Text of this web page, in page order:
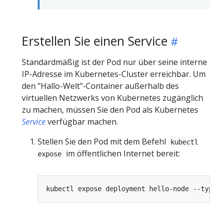
Erstellen Sie einen Service
Standardmäßig ist der Pod nur über seine interne
IP-Adresse im Kubernetes-Cluster erreichbar. Um
den "Hallo-Welt"-Container außerhalb des
virtuellen Netzwerks von Kubernetes zugänglich
zu machen, müssen Sie den Pod als Kubernetes
Serviceverfügbar machen.
Stellen Sie den Pod mit dem Befehl
kubectl
expose
im öffentlichen Internet bereit:
kubectl expose deployment hello-node --type